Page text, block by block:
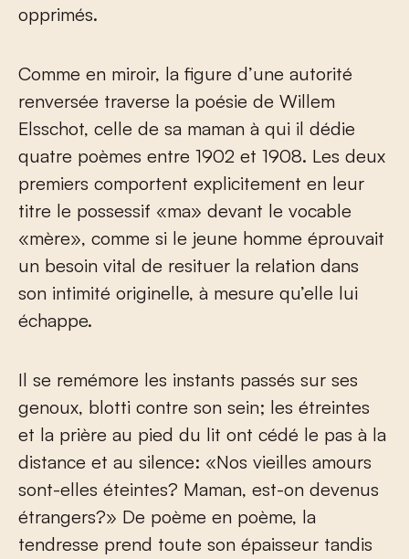
opprimés.
Comme en miroir, la figure d’une autorité
renversée traverse la poésie de Willem
Elsschot, celle de sa maman à qui il dédie
quatre poèmes entre 1902 et 1908. Les deux
premiers comportent explicitement en leur
titre le possessif «ma» devant le vocable
«mère», comme si le jeune homme éprouvait
un besoin vital de resituer la relation dans
son intimité originelle, à mesure qu’elle lui
échappe.
Il se remémore les instants passés sur ses
genoux, blotti contre son sein; les étreintes
et la prière au pied du lit ont cédé le pas à la
distance et au silence: «Nos vieilles amours
sont-elles éteintes? Maman, est-on devenus
étrangers?» De poème en poème, la
tendresse prend toute son épaisseur tandis